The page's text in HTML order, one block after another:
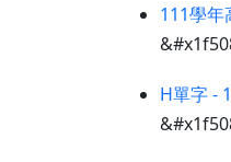
111學年
H單字 -